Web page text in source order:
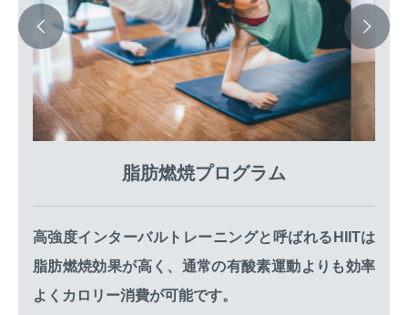
脂肪燃焼プログラム
高強度インターバルトレーニングと呼ばれるHIITは
脂肪燃焼効果が高く、通常の有酸素運動よりも効率
よくカロリー消費が可能です。